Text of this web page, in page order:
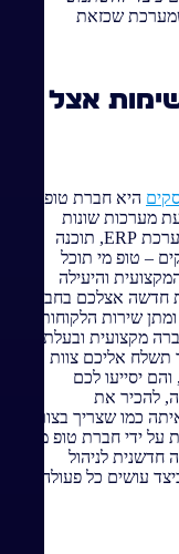
שכזאת
אצל
היא חברת טופ
מערכות שונות
לעסקים. בין אם מדובר על מערכת CRM, מערכת ERP, תוכנה
– טופ מי תוכל
והיעילה
חדשה אצלכם בחברה
שירות הלקוחות –
מקצועית ובעלת
תשלח אליכם צוות
יסייעו לכם
להכיר את
כמו שצריך בצורה
ידי חברת טופ מי
חדשנית לניהול
עושים כל פעולה